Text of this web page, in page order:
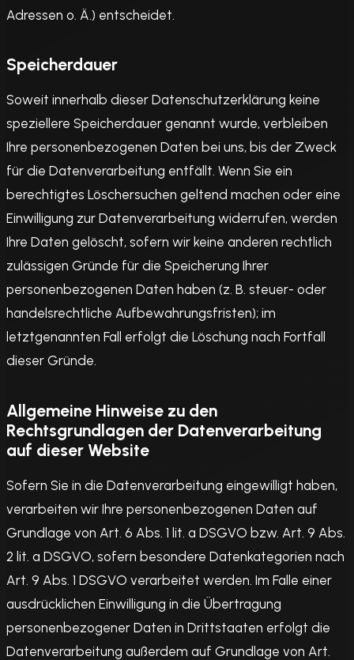
Adressen o. Ä.) entscheidet.
Speicherdauer
Soweit innerhalb dieser Datenschutzerklärung keine
speziellere Speicherdauer genannt wurde, verbleiben
Ihre personenbezogenen Daten bei uns, bis der Zweck
für die Datenverarbeitung entfällt. Wenn Sie ein
berechtigtes Löschersuchen geltend machen oder eine
Einwilligung zur Datenverarbeitung widerrufen, werden
Ihre Daten gelöscht, sofern wir keine anderen rechtlich
zulässigen Gründe für die Speicherung Ihrer
personenbezogenen Daten haben (z. B. steuer- oder
handelsrechtliche Aufbewahrungsfristen); im
letztgenannten Fall erfolgt die Löschung nach Fortfall
dieser Gründe.
Allgemeine Hinweise zu den
Rechtsgrundlagen der Datenverarbeitung
auf dieser Website
Sofern Sie in die Datenverarbeitung eingewilligt haben,
verarbeiten wir Ihre personenbezogenen Daten auf
Grundlage von Art. 6 Abs. 1 lit. a DSGVO bzw. Art. 9 Abs.
2 lit. a DSGVO, sofern besondere Datenkategorien nach
Art. 9 Abs. 1 DSGVO verarbeitet werden. Im Falle einer
ausdrücklichen Einwilligung in die Übertragung
personenbezogener Daten in Drittstaaten erfolgt die
Datenverarbeitung außerdem auf Grundlage von Art.